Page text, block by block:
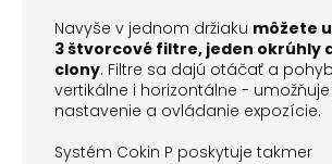
Navyše v jednom držiaku môžete
3 štvorcové filtre, jeden okrúhly
clony. Filtre sa dajú otáčať a
vertikálne i horizontálne -
nastavenie a ovládanie expozície.
Systém Cokin P poskytuje takmer